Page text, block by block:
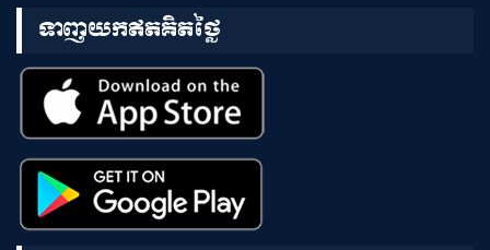
ទាញយកឥតគិតថ្លៃ